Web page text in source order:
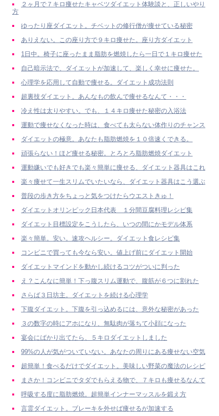
２ヶ月で７キロ痩せたキャベツダイエット体験談と、正しいやり
方
ゆったり座ダイエット。チベットの修行僧が痩せている秘密
ありえない。この座り方で９キロ痩せた。座り方ダイエット
1日中。椅子に座ったまま脂肪を燃焼したら一日で１キロ痩せた
自己暗示法で、ダイエットが加速して、楽しく幸せに痩せた。
心理学を応用して自動で痩せる。ダイエット成功法則
超裏技ダイエット。あんなもの飲んで痩せるなんて・・・
冷え性は太りやすい。でも、１４キロ痩せた秘密の入浴法
運動で痩せなくなった時は、食べても太らない体作りのチャンス
ダイエットの極意。あなたも脂肪燃焼を１０倍速くできる。
頑張らない！ほど痩せる秘密。とろとろ脂肪燃焼ダイエット
運動嫌いでも好きでも楽々簡単に痩せる、ダイエット器具はこれ
楽々痩せて一生スリムでいたいなら、ダイエット器具はこう選ぶ
普段の歩き方をちょっと気をつけたらウエストきゅ！
ダイエットオリンピック日本代表 １分間豆腐料理レシピ集
ダイエット目標設定をこうしたら、いつの間にかモデル体系
楽々簡単。安い。速攻ヘルシー。ダイエット食レシピ集
コンビニで買っても今なら安い。値上げ前にダイエット開始
ダイエットマインドを動かし続けるコツがついに判った
え？こんなに簡単！下っ腹スリム運動で、腹筋が６つに割れた
さらば３日坊主。ダイエットを続ける心理学
下腹ダイエット。下腹を引っ込めるには、意外な秘密があった
３の数字の時にアホになり、無駄肉が落ちて小顔になった
宴会にばかり出てたら、５キロダイエットしました
99%の人が気がついていない。あなたの周りにある痩せない空気
超簡単！食べるだけでダイエット。美味しい野菜の魔法のレシピ
まさか！コンビニでタダでもらえる物で、７キロも痩せるなんて
呼吸する度に脂肪燃焼。超簡単インナーマッスルを鍛え方
言霊ダイエット。ブレーキを外せば痩せるが加速する